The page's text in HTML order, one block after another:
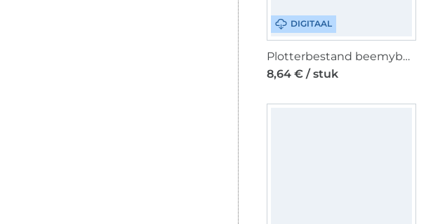
DIGITAAL
Plotterbestand beemybear Time for coffee, Duits
8,64 € / stuk